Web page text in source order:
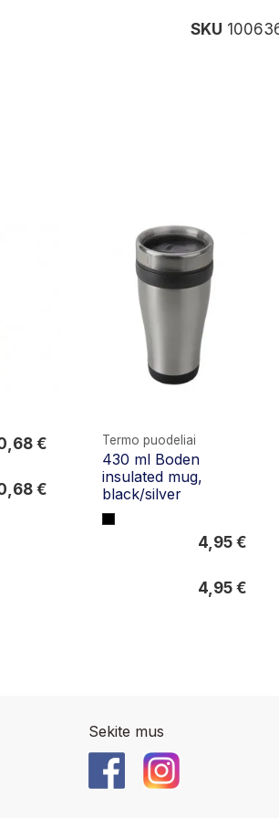
SKU
€
€
Termo puodeliai
430 ml Boden
insulated mug,
black/silver
4,95 €
4,95 €
Sekite mus